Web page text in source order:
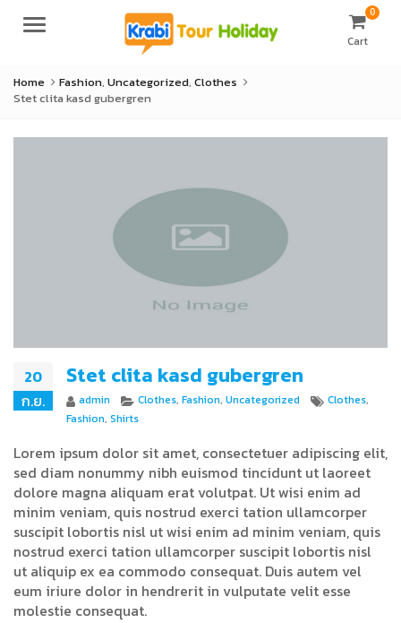
Menu
0
Cart
Home Fashion, Uncategorized, Clothes
Stet clita kasd gubergren
20
ก.ย.
Stet clita kasd gubergren
Author
admin Categories
Clothes, Fashion, Uncategorized Tags
Clothes,
Fashion, Shirts
Lorem ipsum dolor sit amet, consectetuer adipiscing elit,
sed diam nonummy nibh euismod tincidunt ut laoreet
dolore magna aliquam erat volutpat. Ut wisi enim ad
minim veniam, quis nostrud exerci tation ullamcorper
suscipit lobortis nisl ut wisi enim ad minim veniam, quis
nostrud exerci tation ullamcorper suscipit lobortis nisl
ut aliquip ex ea commodo consequat. Duis autem vel
eum iriure dolor in hendrerit in vulputate velit esse
molestie consequat.